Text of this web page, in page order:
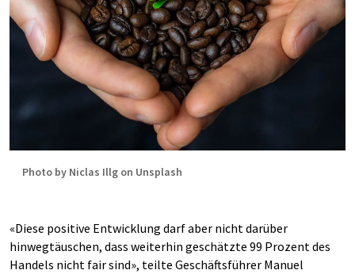
Photo by Niclas Illg on Unsplash
«Diese positive Entwicklung darf aber nicht darüber
hinwegtäuschen, dass weiterhin geschätzte 99 Prozent des
Handels nicht fair sind», teilte Geschäftsführer Manuel